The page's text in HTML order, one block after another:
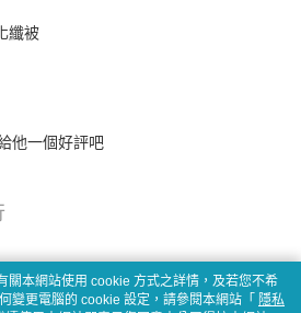
纖被
他一個好評吧
關本網站使用 cookie 方式之詳情，及若您不希
變更電腦的 cookie 設定，請參閱本網站「 隱私